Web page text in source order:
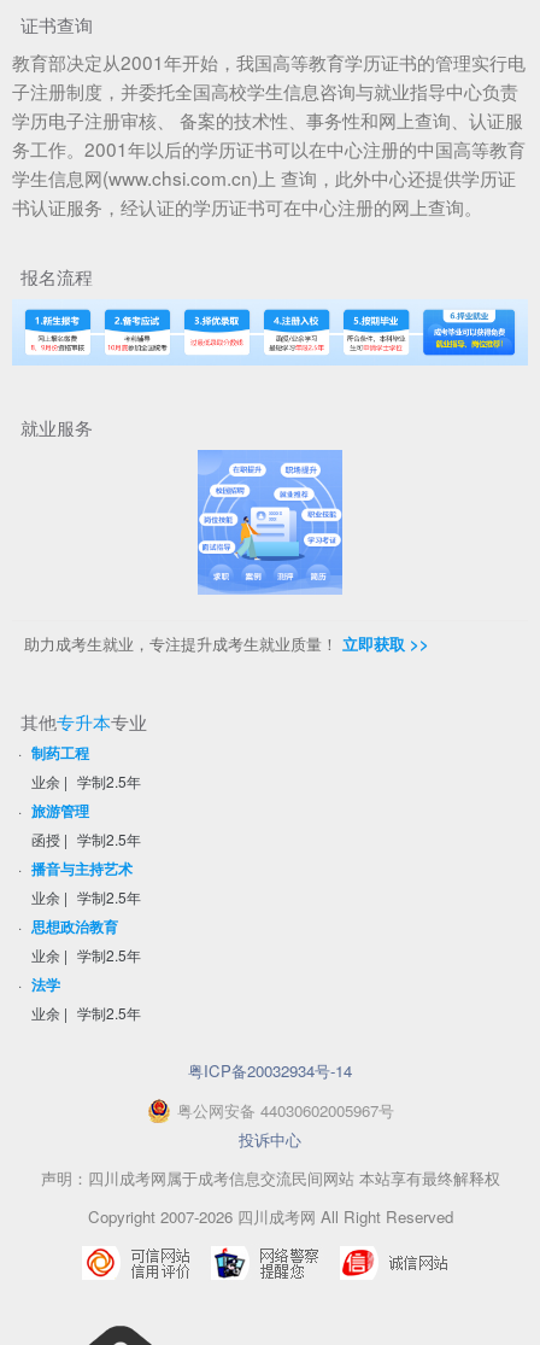
证书查询
教育部决定从2001年开始，我国高等教育学历证书的管理实行电
子注册制度，并委托全国高校学生信息咨询与就业指导中心负责
学历电子注册审核、 备案的技术性、事务性和网上查询、认证服
务工作。2001年以后的学历证书可以在中心注册的中国高等教育
学生信息网(www.chsi.com.cn)上 查询，此外中心还提供学历证
书认证服务，经认证的学历证书可在中心注册的网上查询。
报名流程
就业服务
助力成考生就业，专注提升成考生就业质量！ 立即获取 >>
其他专升本专业
· 制药工程
业余 | 学制2.5年
· 旅游管理
函授 | 学制2.5年
· 播音与主持艺术
业余 | 学制2.5年
· 思想政治教育
业余 | 学制2.5年
· 法学
业余 | 学制2.5年
粤ICP备20032934号-14
粤公网安备 44030602005967号
投诉中心
声明：四川成考网属于成考信息交流民间网站 本站享有最终解释权
Copyright 2007-2026 四川成考网 All Right Reserved